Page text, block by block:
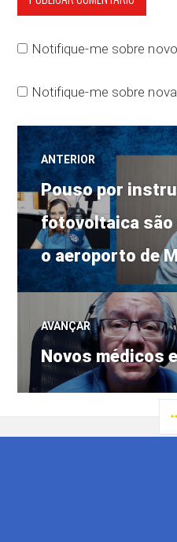
Notifique-me sobre
Notifique-me sobre
Navegação
de
Post
ANTERIOR
Post
anterior:
Pouso por
fotovoltaica são
o aeroporto de
AVANÇAR
Próximo
post:
Novos médicos